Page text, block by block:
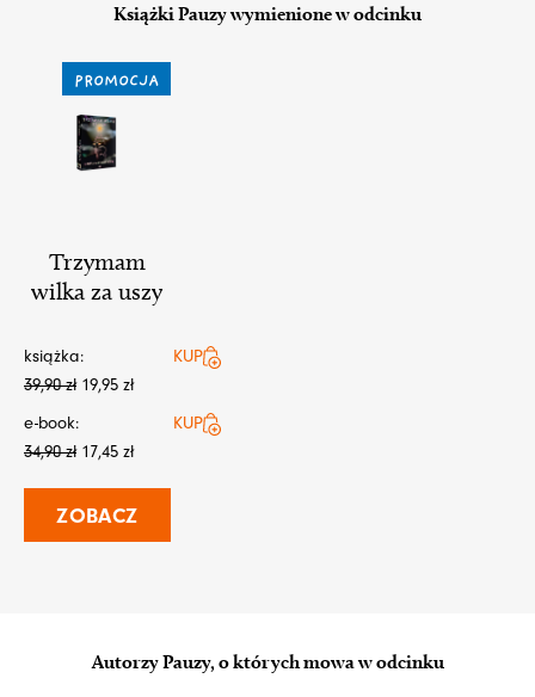
Książki Pauzy wymienione w odcinku
PROMOCJA
Trzymam
wilka za uszy
książka:
39,90zł 19,95 zł
KUP
e-book:
34,90zł 17,45 zł
KUP
ZOBACZ
Autorzy Pauzy, o których mowa w odcinku